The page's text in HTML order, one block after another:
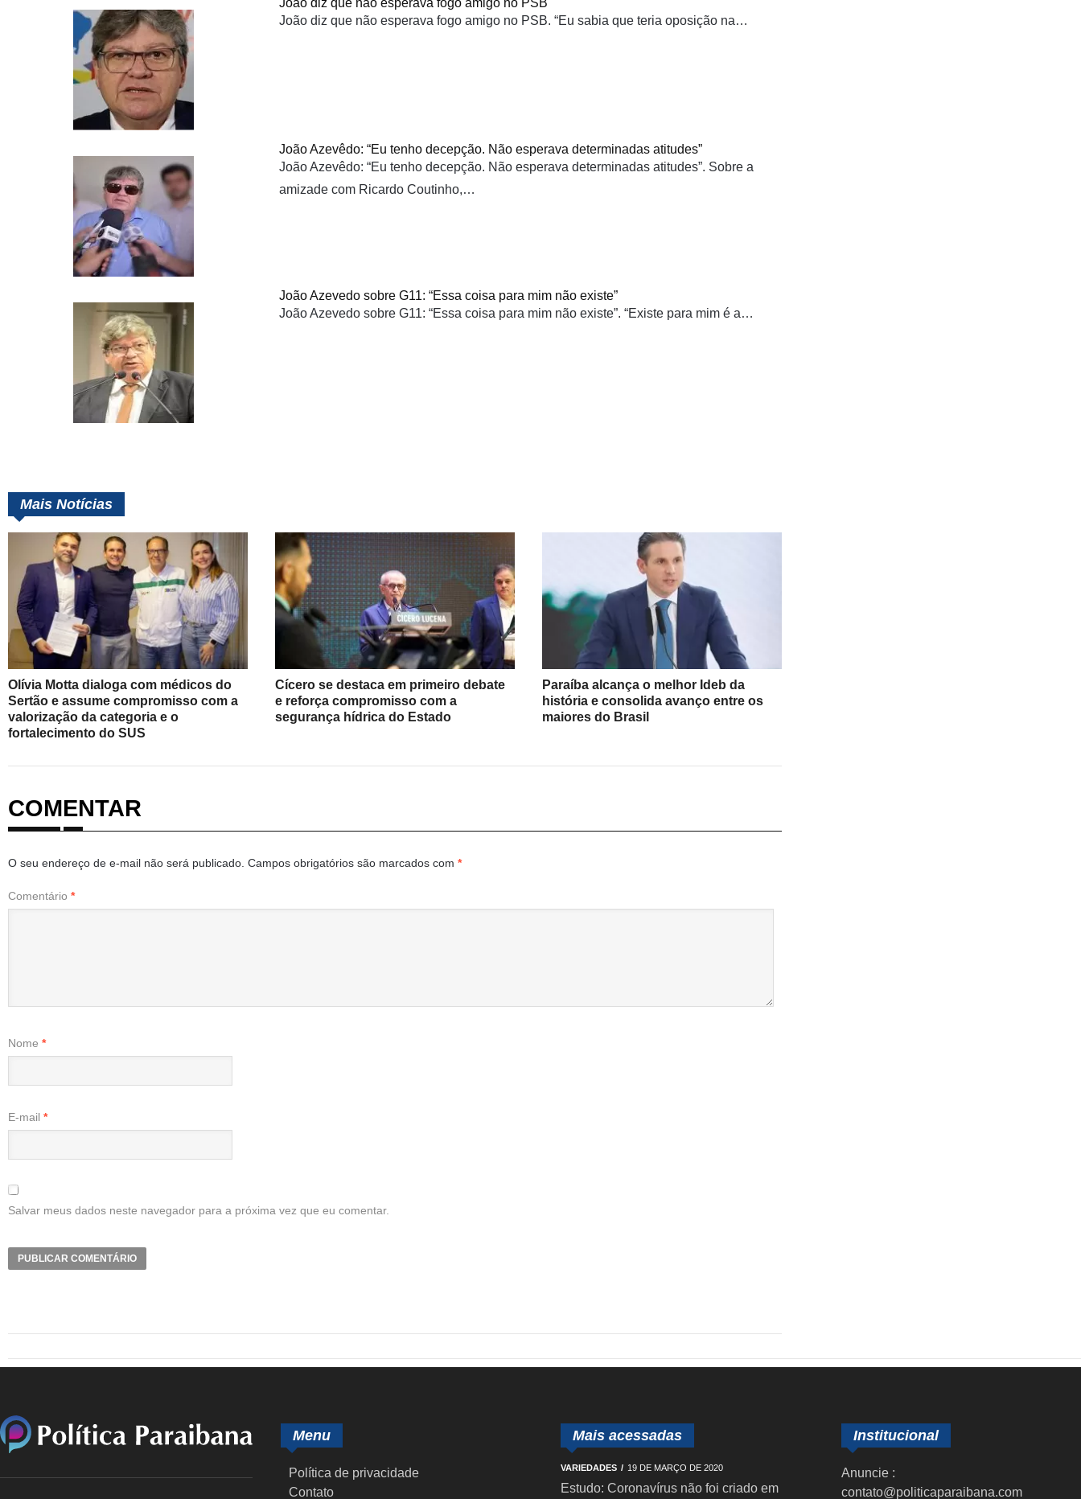
João diz que não esperava fogo amigo no PSB
João diz que não esperava fogo amigo no PSB. “Eu sabia que teria oposição na…
João Azevêdo: “Eu tenho decepção. Não esperava determinadas atitudes”
João Azevêdo: “Eu tenho decepção. Não esperava determinadas atitudes”. Sobre a
amizade com Ricardo Coutinho,…
João Azevedo sobre G11: “Essa coisa para mim não existe”
João Azevedo sobre G11: “Essa coisa para mim não existe”. “Existe para mim é a…
Mais Notícias
Olívia Motta dialoga com médicos do
Sertão e assume compromisso com a
valorização da categoria e o
fortalecimento do SUS
Cícero se destaca em primeiro debate
e reforça compromisso com a
segurança hídrica do Estado
Paraíba alcança o melhor Ideb da
história e consolida avanço entre os
maiores do Brasil
COMENTAR
O seu endereço de e-mail não será publicado. Campos obrigatórios são marcados com *
Comentário *
Nome *
E-mail *
Salvar meus dados neste navegador para a próxima vez que eu comentar.
Menu
Política de privacidade
Contato
Mais acessadas
VARIEDADES 19 DE MARÇO DE 2020
Estudo: Coronavírus não foi criado em
Institucional
Anuncie :
contato@politicaparaibana.com